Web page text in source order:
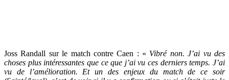
Joss Randall sur le match contre Caen : « Vibré non. J’ai vu des
choses plus intéressantes que ce que j’ai vu ces derniers temps. J’ai
vu de l’amélioration. Et un des enjeux du match de ce soir